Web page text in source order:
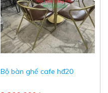
Bộ bàn ghế cafe hđ20